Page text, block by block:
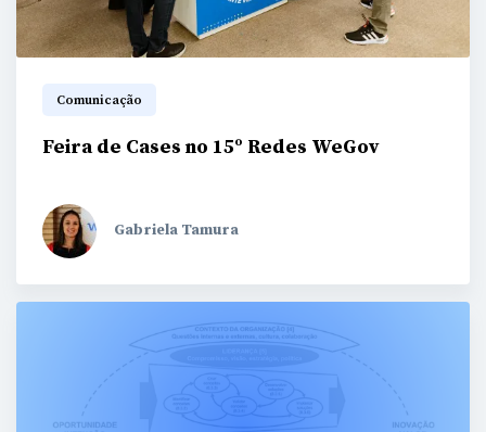
Comunicação
Feira de Cases no 15º Redes WeGov
Gabriela Tamura